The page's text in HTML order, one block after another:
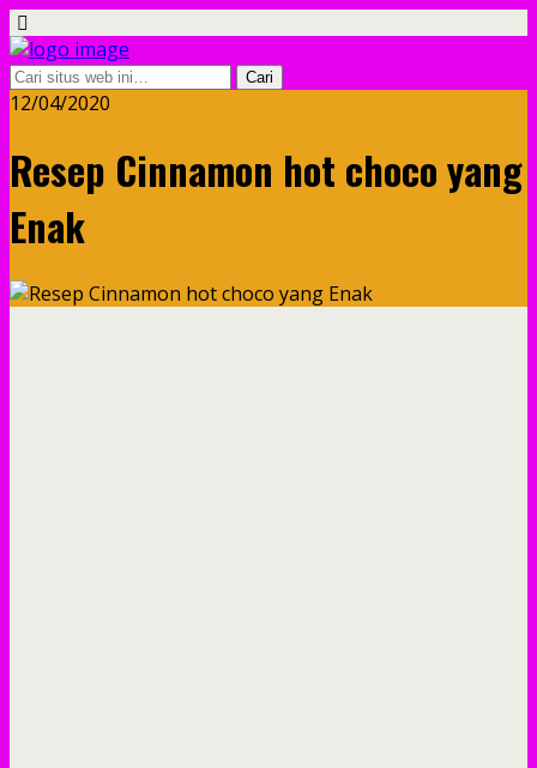
12/04/2020
Resep Cinnamon hot choco yang
Enak